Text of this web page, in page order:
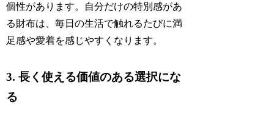
個性があります。自分だけの特別感があ
る財布は、毎日の生活で触れるたびに満
足感や愛着を感じやすくなります。
3. 長く使える価値のある選択にな
る